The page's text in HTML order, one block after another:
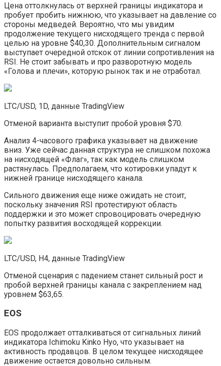
Цена оттолкнулась от верхней границы индикатора и
пробует пробить нижнюю, что указывает на давление со
стороны медведей. Вероятно, что мы увидим
продолжение текущего нисходящего тренда с первой
целью на уровне $40,30. Дополнительным сигналом
выступает очередной отскок от линии сопротивления на
RSI. Не стоит забывать и про разворотную модель
«Голова и плечи», которую рынок так и не отработал.
LTC/USD, 1D, данные TradingView
Отменой варианта выступит пробой уровня $70.
Анализ 4-часового графика указывает на движение
вниз. Уже сейчас данная структура не слишком похожа
на нисходящей «Флаг», так как модель слишком
растянулась. Предполагаем, что котировки упадут к
нижней границе нисходящего канала.
Сильного движения еще ниже ожидать не стоит,
поскольку значения RSI протестируют область
поддержки и это может спровоцировать очередную
попытку развития восходящей коррекции.
LTC/USD, H4, данные TradingView
Отменой сценария с падением станет сильный рост и
пробой верхней границы канала с закреплением над
уровнем $63,65.
EOS
EOS продолжает отталкиваться от сигнальных линий
индикатора Ichimoku Kinko Hyo, что указывает на
активность продавцов. В целом текущее нисходящее
движение остается довольно сильным.